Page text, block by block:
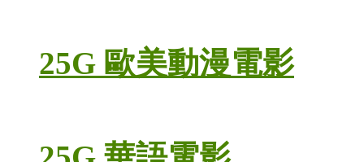
25G 歐美動漫電影